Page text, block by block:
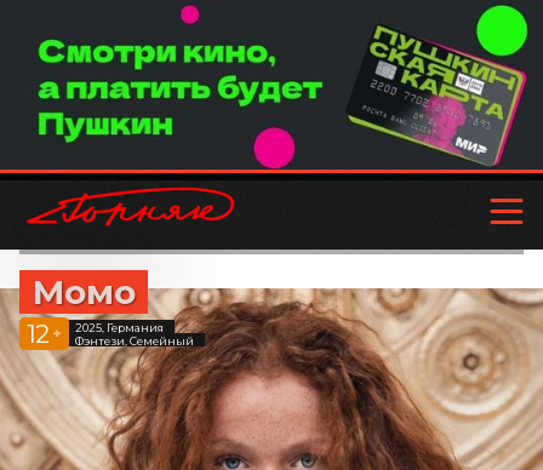
Момо
12 +
2025, Германия
Фэнтези, Семейный